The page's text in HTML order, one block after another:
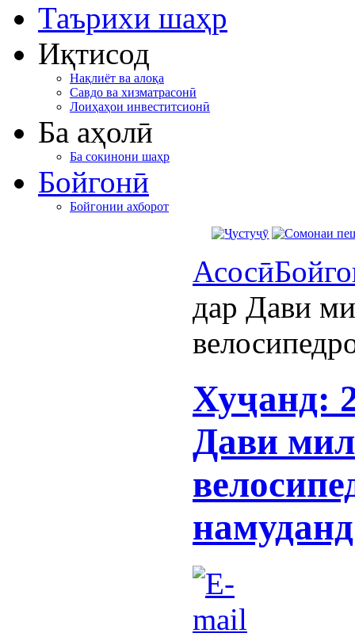
Таърихи шаҳр
Иқтисод
Нақлиёт ва алоқа
Савдо ва хизматрасонӣ
Лоиҳаҳои инвеститсионӣ
Ба аҳолӣ
Ба сокинони шаҳр
Бойгонӣ
Бойгонии ахборот
Асосӣ
дар Дави
Хуҷанд:
Дави
намуданд